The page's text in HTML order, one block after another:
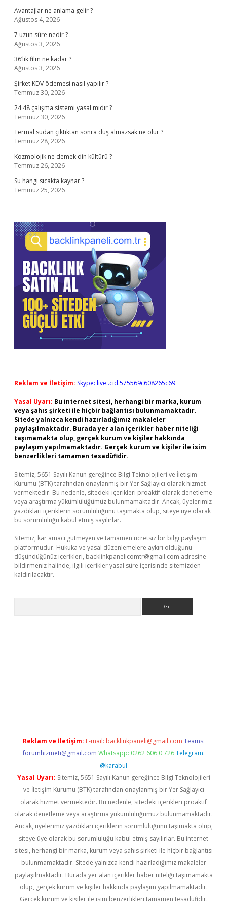
Avantajlar ne anlama gelir ?
Ağustos 4, 2026
7 uzun sûre nedir ?
Ağustos 3, 2026
36’lık film ne kadar ?
Ağustos 3, 2026
Şirket KDV ödemesi nasıl yapılır ?
Temmuz 30, 2026
24 48 çalışma sistemi yasal mıdır ?
Temmuz 30, 2026
Termal sudan çıktıktan sonra duş almazsak ne olur ?
Temmuz 28, 2026
Kozmolojik ne demek din kültürü ?
Temmuz 26, 2026
Su hangi sıcakta kaynar ?
Temmuz 25, 2026
Reklam ve İletişim: Skype: live:.cid.575569c608265c69
Yasal Uyarı: Bu internet sitesi, herhangi bir marka, kurum
veya şahıs şirketi ile hiçbir bağlantısı bulunmamaktadır.
Sitede yalnızca kendi hazırladığımız makaleler
paylaşılmaktadır. Burada yer alan içerikler haber niteliği
taşımamakta olup, gerçek kurum ve kişiler hakkında
paylaşım yapılmamaktadır. Gerçek kurum ve kişiler ile isim
benzerlikleri tamamen tesadüfidir.
Sitemiz, 5651 Sayılı Kanun gereğince Bilgi Teknolojileri ve İletişim
Kurumu (BTK) tarafından onaylanmış bir Yer Sağlayıcı olarak hizmet
vermektedir. Bu nedenle, sitedeki içerikleri proaktif olarak denetleme
veya araştırma yükümlülüğümüz bulunmamaktadır. Ancak, üyelerimiz
yazdıkları içeriklerin sorumluluğunu taşımakta olup, siteye üye olarak
bu sorumluluğu kabul etmiş sayılırlar.
Sitemiz, kar amacı gütmeyen ve tamamen ücretsiz bir bilgi paylaşım
platformudur. Hukuka ve yasal düzenlemelere aykırı olduğunu
düşündüğünüz içerikleri, backlinkpanelicomtr@gmail.com adresine
bildirmeniz halinde, ilgili içerikler yasal süre içerisinde sitemizden
kaldırılacaktır.
Reklam ve İletişim: E-mail: backlinkpaneli@gmail.com Teams:
forumhizmeti@gmail.com Whatsapp: 0262 606 0 726 Telegram:
@karabul
Yasal Uyarı: Sitemiz, 5651 Sayılı Kanun gereğince Bilgi Teknolojileri
ve İletişim Kurumu (BTK) tarafından onaylanmış bir Yer Sağlayıcı
olarak hizmet vermektedir. Bu nedenle, sitedeki içerikleri proaktif
olarak denetleme veya araştırma yükümlülüğümüz bulunmamaktadır.
Ancak, üyelerimiz yazdıkları içeriklerin sorumluluğunu taşımakta olup,
siteye üye olarak bu sorumluluğu kabul etmiş sayılırlar. Bu internet
sitesi, herhangi bir marka, kurum veya şahıs şirketi ile hiçbir bağlantısı
bulunmamaktadır. Sitede yalnızca kendi hazırladığımız makaleler
paylaşılmaktadır. Burada yer alan içerikler haber niteliği taşımamakta
olup, gerçek kurum ve kişiler hakkında paylaşım yapılmamaktadır.
Gerçek kurum ve kişiler ile isim benzerlikleri tamamen tesadüfidir.